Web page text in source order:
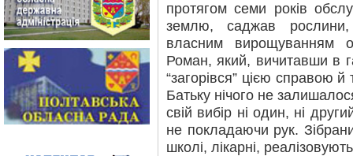
протягом семи років
землю, саджав
власним вирощуванням
Роман, який, вичитавши в
“загорівся” цією справою
Батьку нічого не
свій вибір ні один, ні
не покладаючи рук.
школі, лікарні,